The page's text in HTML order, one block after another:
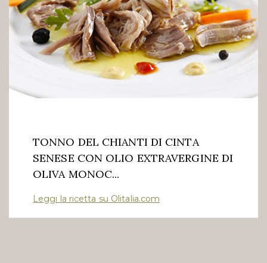
TONNO DEL CHIANTI DI CINTA
SENESE CON OLIO EXTRAVERGINE DI
OLIVA MONOC...
Leggi la ricetta su Olitalia.com